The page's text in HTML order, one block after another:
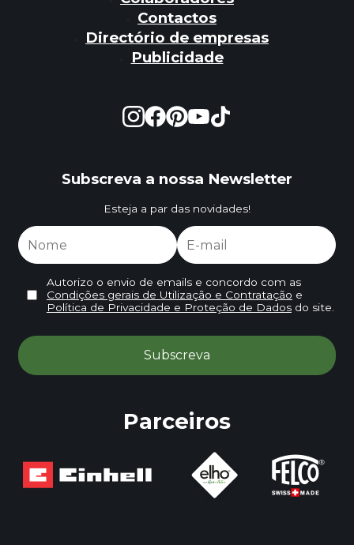
Contactos
Directório de empresas
Publicidade
Subscreva a nossa Newsletter
Esteja a par das novidades!
Autorizo o envio de emails e concordo com as
Condições gerais de Utilização e Contratação e
Política de Privacidade e Proteção de Dadosdo site.
Parceiros